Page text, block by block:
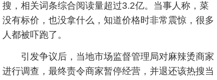
搜，相关词条综合阅读量超过3.2亿。当事人称，菜
没有标价，也没拿什么，知道价格时非常震惊，很多
人都被吓跑了。
引发争议后，当地市场监督管理局对麻辣烫商家
进行调查，最终责令商家暂停经营，并退还该热搜当